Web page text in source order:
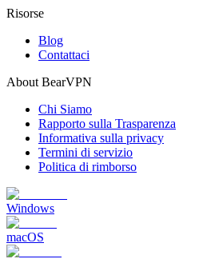
Risorse
Blog
Contattaci
About BearVPN
Chi Siamo
Rapporto sulla Trasparenza
Informativa sulla privacy
Termini di servizio
Politica di rimborso
Windows
macOS